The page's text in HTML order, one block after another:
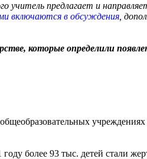
учитель предлагает и
включаются в обсуждения ,
которые определили
более 93 тыс. детей стали